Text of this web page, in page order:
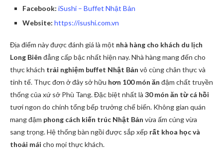
Facebook: iSushi – Buffet Nhật Bản
Website: https://isushi.com.vn
Địa điểm này được đánh giá là một nhà hàng cho khách du lịch
Long Biên đẳng cấp bậc nhất hiện nay. Nhà hàng mang đến cho
thực khách trải nghiệm buffet Nhật Bản vô cùng chân thực và
tinh tế. Thực đơn ở đây sở hữu hơn 100 món ăn đậm chất truyền
thống của xứ sở Phù Tang. Đặc biệt nhất là 30 món ăn từ cá hồi
tươi ngon do chính tổng bếp trưởng chế biến. Không gian quán
mang đậm phong cách kiến trúc Nhật Bản vừa ấm cúng vừa
sang trọng. Hệ thống bàn ngồi được sắp xếp rất khoa học và
thoải mái cho mọi thực khách.